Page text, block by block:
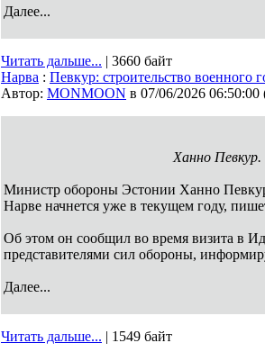
Далее...
Читать дальше... | 3660 байт
Нарва : Певкур: строительство военного
Автор: MONMOON в 07/06/2026 06:50:00
Ханно
Министр обороны Эстонии Ханно Певкур
Нарве начнется уже в текущем году,
Об этом он сообщил во время визита в
представителями сил обороны,
Далее...
Читать дальше... | 1549 байт